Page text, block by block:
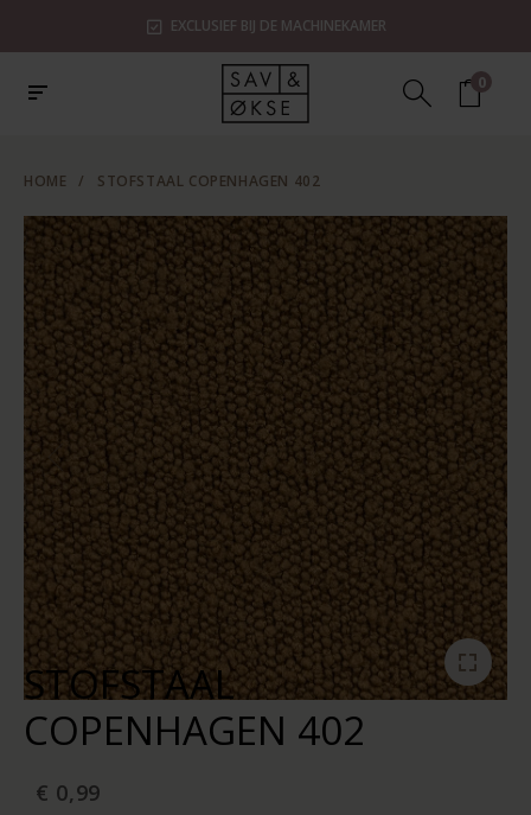
EXCLUSIEF BIJ DE MACHINEKAMER
0
HOME / STOFSTAAL COPENHAGEN 402
STOFSTAAL
COPENHAGEN 402
€ 0,99